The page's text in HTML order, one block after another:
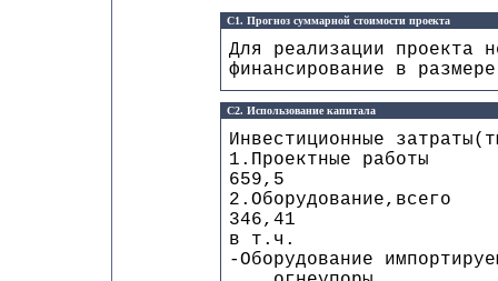
C1. Прогноз суммарной стоимости проекта
Для реализации проекта
финансирование в
C2. Использование капитала
Инвестиционные
659,5
346,41
в т.ч.
-Оборудование